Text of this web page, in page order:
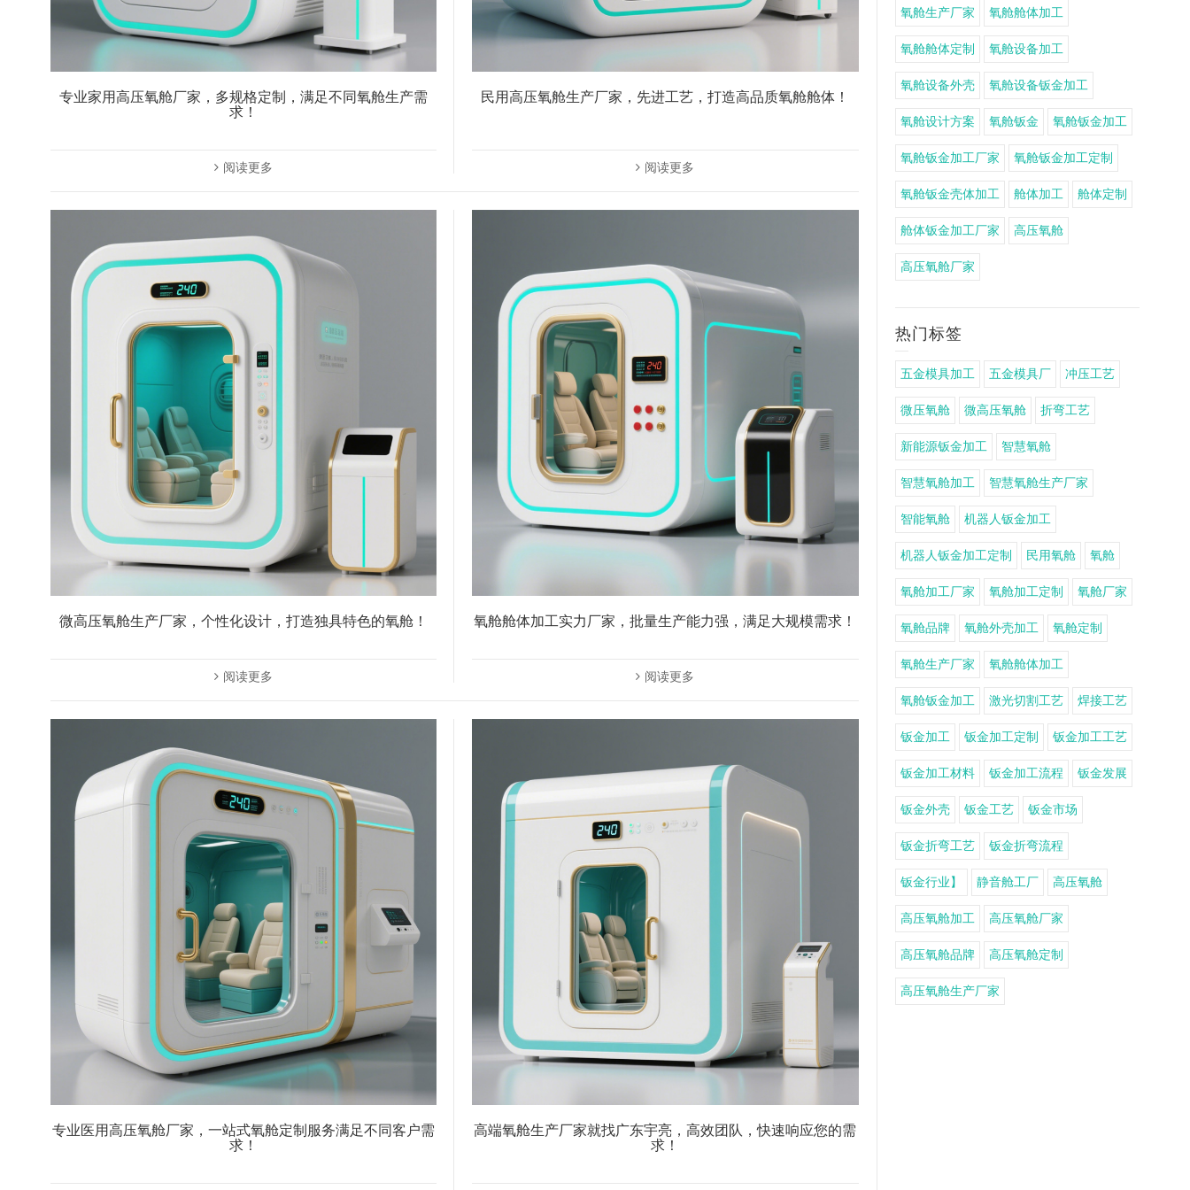
专业家用高压氧舱厂家，多规格定制，满足不同氧舱生产需
求！
阅读更多
民用高压氧舱生产厂家，先进工艺，打造高品质氧舱舱体！
阅读更多
微高压氧舱生产厂家，个性化设计，打造独具特色的氧舱！
阅读更多
氧舱舱体加工实力厂家，批量生产能力强，满足大规模需求！
阅读更多
专业医用高压氧舱厂家，一站式氧舱定制服务满足不同客户需
求！
高端氧舱生产厂家就找广东宇亮，高效团队，快速响应您的需
求！
氧舱生产厂家 氧舱舱体加工
氧舱舱体定制 氧舱设备加工
氧舱设备外壳 氧舱设备钣金加工
氧舱设计方案 氧舱钣金 氧舱钣金加工
氧舱钣金加工厂家 氧舱钣金加工定制
氧舱钣金壳体加工 舱体加工 舱体定制
舱体钣金加工厂家 高压氧舱
高压氧舱厂家
热门标签
五金模具加工 五金模具厂 冲压工艺
微压氧舱 微高压氧舱 折弯工艺
新能源钣金加工 智慧氧舱
智慧氧舱加工 智慧氧舱生产厂家
智能氧舱 机器人钣金加工
机器人钣金加工定制 民用氧舱 氧舱
氧舱加工厂家 氧舱加工定制 氧舱厂家
氧舱品牌 氧舱外壳加工 氧舱定制
氧舱生产厂家 氧舱舱体加工
氧舱钣金加工 激光切割工艺 焊接工艺
钣金加工 钣金加工定制 钣金加工工艺
钣金加工材料 钣金加工流程 钣金发展
钣金外壳 钣金工艺 钣金市场
钣金折弯工艺 钣金折弯流程
钣金行业】 静音舱工厂 高压氧舱
高压氧舱加工 高压氧舱厂家
高压氧舱品牌 高压氧舱定制
高压氧舱生产厂家